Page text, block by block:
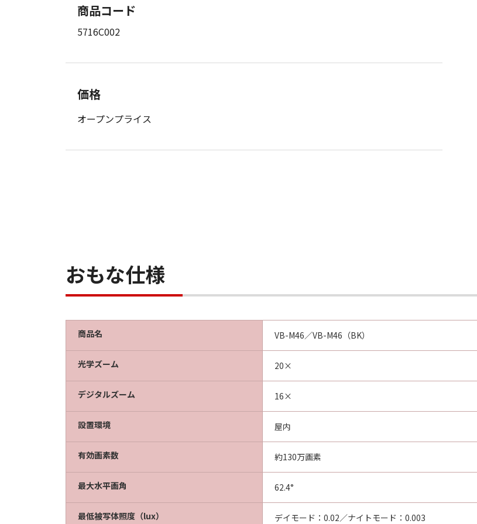
商品コード
5716C002
価格
オープンプライス
おもな仕様
商品名 VB-M46／VB-M46（BK）
光学ズーム 20×
デジタルズーム 16×
設置環境 屋内
有効画素数 約130万画素
最大水平画角 62.4°
最低被写体照度（lux） デイモード：0.02／ナイトモード：0.003